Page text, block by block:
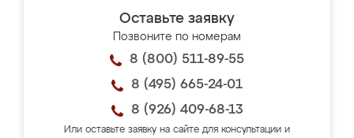
Оставьте заявку
Позвоните по номерам
8 (800) 511-89-55
8 (495) 665-24-01
8 (926) 409-68-13
Или оставьте заявку на сайте для консультации и